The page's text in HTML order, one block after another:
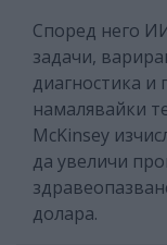
Според него
задачи,
диагностика и
намалявайки
McKinsey
да увеличи
долара.